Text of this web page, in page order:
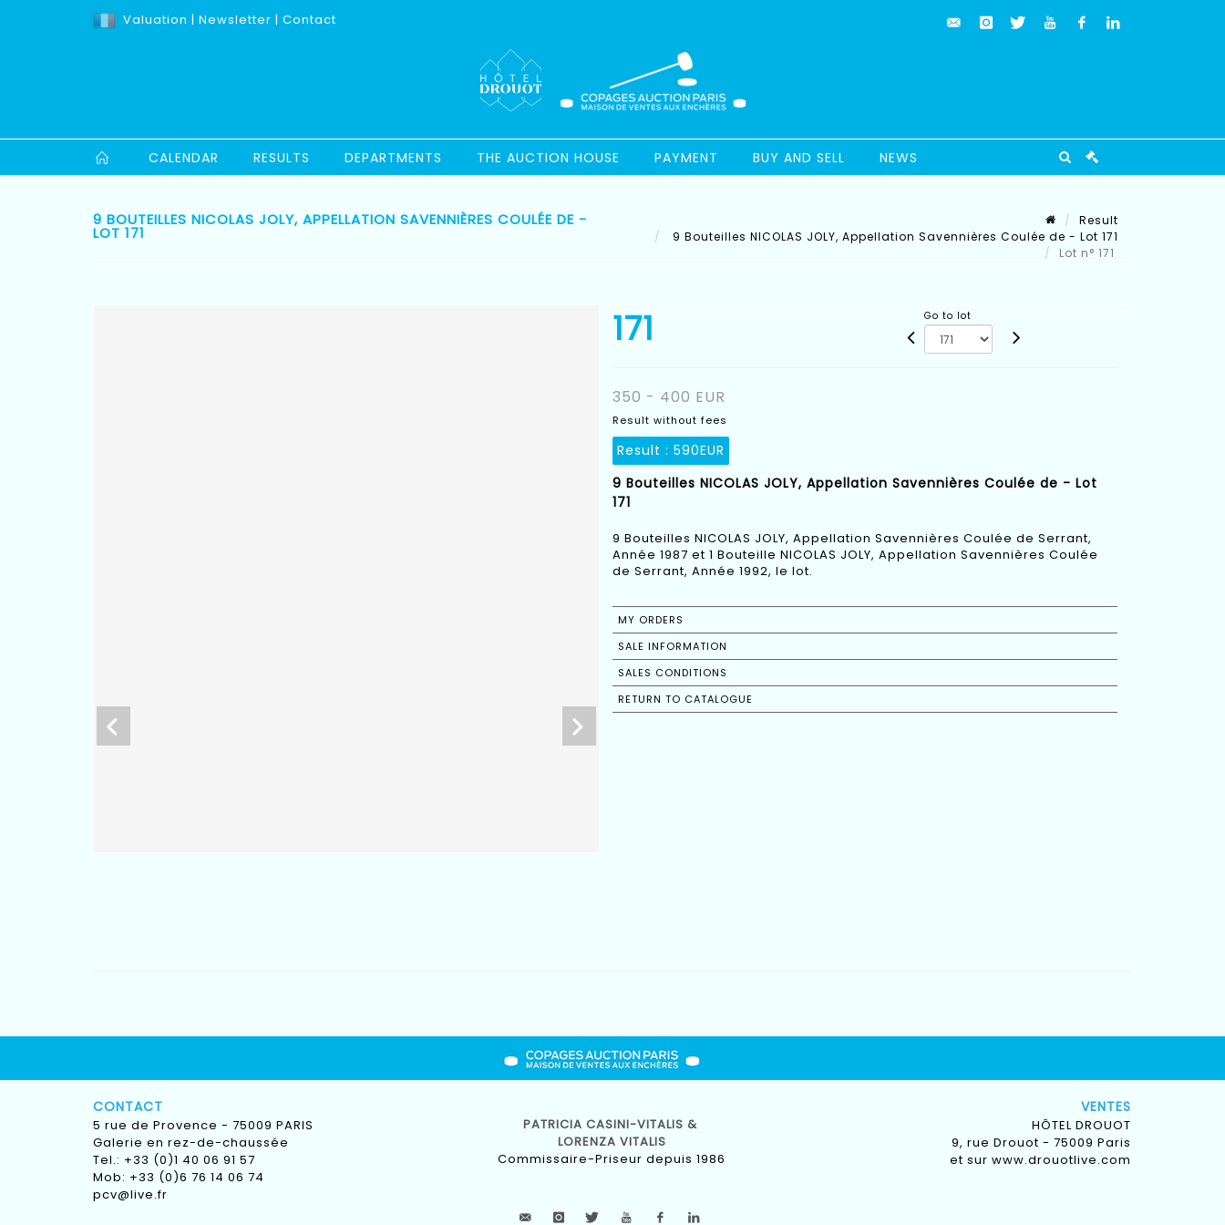
Valuation | Newsletter | Contact
CALENDAR RESULTS DEPARTMENTS THE AUCTION HOUSE PAYMENT BUY AND SELL NEWS
9 BOUTEILLES NICOLAS JOLY, APPELLATION SAVENNIÈRES COULÉE DE -
LOT 171
Result
9 Bouteilles NICOLAS JOLY, Appellation Savennières Coulée de - Lot 171
Lot n° 171
171 Go to lot
350 - 400 EUR
Result without fees
Result : 590EUR
9 Bouteilles NICOLAS JOLY, Appellation Savennières Coulée de - Lot
171
9 Bouteilles NICOLAS JOLY, Appellation Savennières Coulée de Serrant,
Année 1987 et 1 Bouteille NICOLAS JOLY, Appellation Savennières Coulée
de Serrant, Année 1992, le lot.
MY ORDERS
SALE INFORMATION
SALES CONDITIONS
RETURN TO CATALOGUE
CONTACT
5 rue de Provence - 75009 PARIS
Galerie en rez-de-chaussée
Tel.: +33 (0)1 40 06 91 57
Mob: +33 (0)6 76 14 06 74
pcv@live.fr
PATRICIA CASINI-VITALIS &
LORENZA VITALIS
Commissaire-Priseur depuis 1986
VENTES
HÔTEL DROUOT
9, rue Drouot - 75009 Paris
et sur www.drouotlive.com